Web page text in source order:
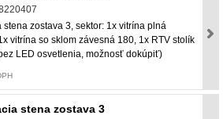
stena zostava 3, sektor: 1x vitrína plná
vitrína so sklom závesná 180, 1x RTV stolík
LED osvetlenia, možnosť dokúpiť)
stena zostava 3